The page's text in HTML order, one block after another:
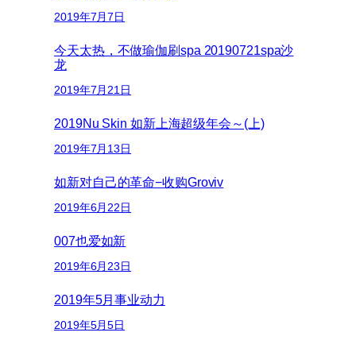
2019年7月7日
今天太热，不做瑜伽刷spa 20190721spa沙
龙
2019年7月21日
2019Nu Skin 如新上海超级年会～(上)
2019年7月13日
如新对自己的革命−收购Groviv
2019年6月22日
007也爱如新
2019年6月23日
2019年5月事业动力
2019年5月5日